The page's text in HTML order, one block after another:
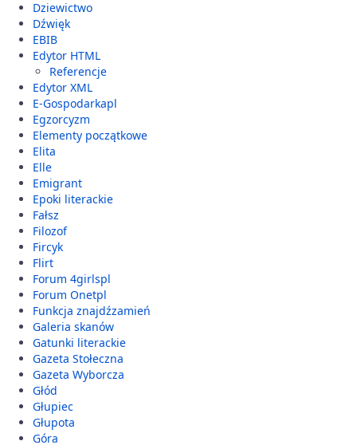
Dziewictwo
Dźwięk
EBIB
Edytor HTML
Referencje
Edytor XML
E-Gospodarkapl
Egzorcyzm
Elementy początkowe
Elita
Elle
Emigrant
Epoki literackie
Fałsz
Filozof
Fircyk
Flirt
Forum 4girlspl
Forum Onetpl
Funkcja znajdźzamień
Galeria skanów
Gatunki literackie
Gazeta Stołeczna
Gazeta Wyborcza
Głód
Głupiec
Głupota
Góra